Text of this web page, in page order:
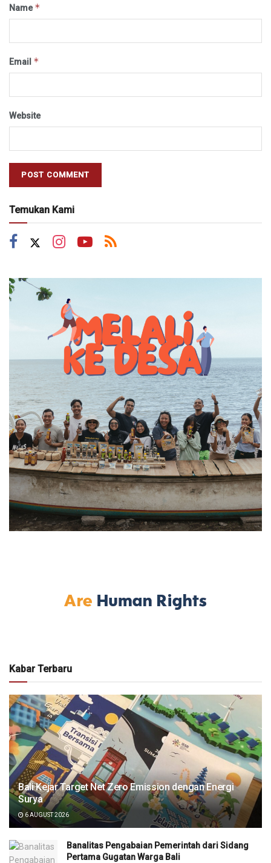
Name*
Email *
Website
Temukan Kami
Kabar Terbaru
Bali Kejar Target Net Zero Emission dengan Energi
Surya
6 AUGUST 2026
Banalitas Pengabaian Pemerintah dari Sidang
Pertama Gugatan Warga Bali